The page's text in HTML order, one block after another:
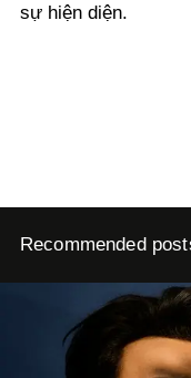
sự hiện diện.
Recommended